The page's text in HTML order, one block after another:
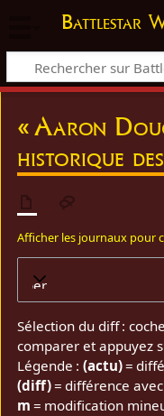
Battlestar
« Aaron
historique
Afficher les journaux pour
Sélection du diff :
comparer et appuyez
Légende :(actu)=
(diff)= différence
m = modification